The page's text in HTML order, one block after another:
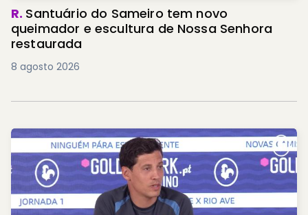
R. Santuário do Sameiro tem novo
queimador e escultura de Nossa Senhora
restaurada
8 agosto 2026